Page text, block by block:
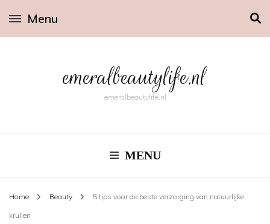
Menu
emeralbeautylife.nl
emeralbeautylife.nl
MENU
Home Beauty 5 tips voor de beste verzorging van natuurlijke
krullen